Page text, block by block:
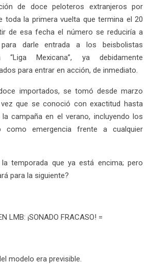
de doce peloteros extranjeros por
toda la primera vuelta que termina el 20
de esa fecha el número se reduciría a
darle entrada a los beisbolistas
Mexicana”, ya debidamente
para entrar en acción, de inmediato.
importados, se tomó desde marzo
que se conoció con exactitud hasta
campaña en el verano, incluyendo los
emergencia frente a cualquier
temporada que ya está encima; pero
para la siguiente?
LMB: ¡SONADO FRACASO! =
modelo era previsible.